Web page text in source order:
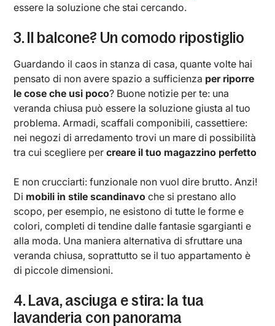
essere la soluzione che stai cercando.
3. Il balcone? Un comodo ripostiglio
Guardando il caos in stanza di casa, quante volte hai
pensato di non avere spazio a sufficienza per riporre
le cose che usi poco? Buone notizie per te: una
veranda chiusa può essere la soluzione giusta al tuo
problema. Armadi, scaffali componibili, cassettiere:
nei negozi di arredamento trovi un mare di possibilità
tra cui scegliere percreare il tuo magazzino perfetto
E non crucciarti: funzionale non vuol dire brutto. Anzi!
Di mobili in stile scandinavo che si prestano allo
scopo, per esempio, ne esistono di tutte le forme e
colori, completi di tendine dalle fantasie sgargianti e
alla moda. Una maniera alternativa di sfruttare una
veranda chiusa, soprattutto se il tuo appartamento è
di piccole dimensioni.
4. Lava, asciuga e stira: la tua
lavanderia con panorama